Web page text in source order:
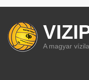
A magyar